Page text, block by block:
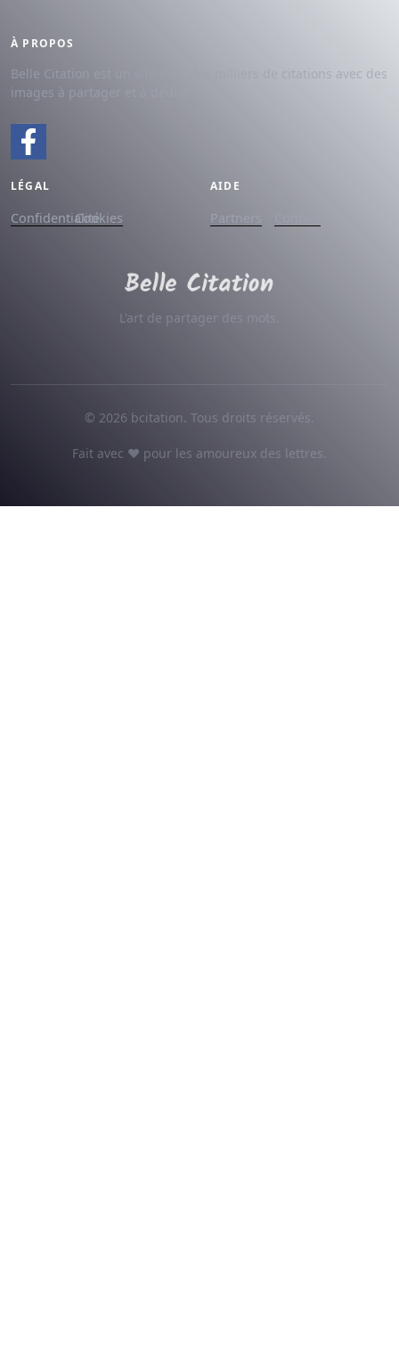
À PROPOS
Belle Citation est un site avec des milliers de citations avec des
images à partager et à dédier.
LÉGAL
ConfidentialitéCookies
AIDE
Partners
L'art de partager des mots.
© 2026 bcitation. Tous droits réservés.
Fait avec ♥ pour les amoureux des lettres.